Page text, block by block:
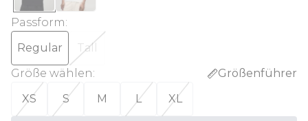
Passform:
Regular
Tall
Größe wählen:
Größenführer
XS
S M L XL